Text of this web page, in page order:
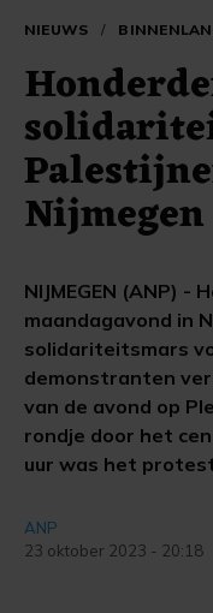
NIEUWS /
Nijmegen
NIJMEGEN (ANP) -
maandagavond in
solidariteitsmars
demonstranten
van de avond op
rondje door het
uur was het
ANP
23 oktober 2023 - 20:18